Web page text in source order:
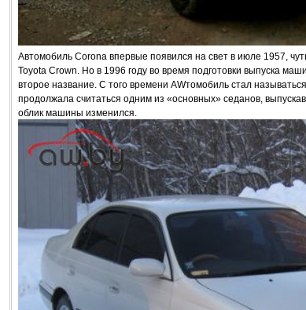
Автомобиль Corona впервые появился на свет в июле 1957,
Toyota Crown. Но в 1996 году во время подготовки выпуска
второе название. С того времени AWтомобиль стал
продолжала считаться одним из «основных» седанов,
облик машины изменился.